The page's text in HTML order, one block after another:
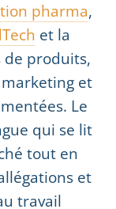
pharma,
et la
produits,
et
Le
qui se lit
tout en
et
travail